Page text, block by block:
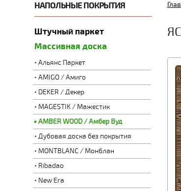
НАПОЛЬНЫЕ ПОКРЫТИЯ
Штучный паркет
Массивная доска
Альянс Паркет
AMIGO / Амиго
DEKER / Декер
MAGESTIK / Мажестик
AMBER WOOD / Амбер Вуд
Дубовая доска без покрытия
MONTBLANC / Монблан
Ribadao
New Era